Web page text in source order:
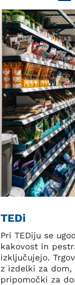
TEDi
Pri TEDiju se
kakovost in
izključujejo.
z izdelki za dom,
pripomočki za